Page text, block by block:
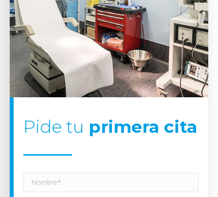
Pide tu primera cita